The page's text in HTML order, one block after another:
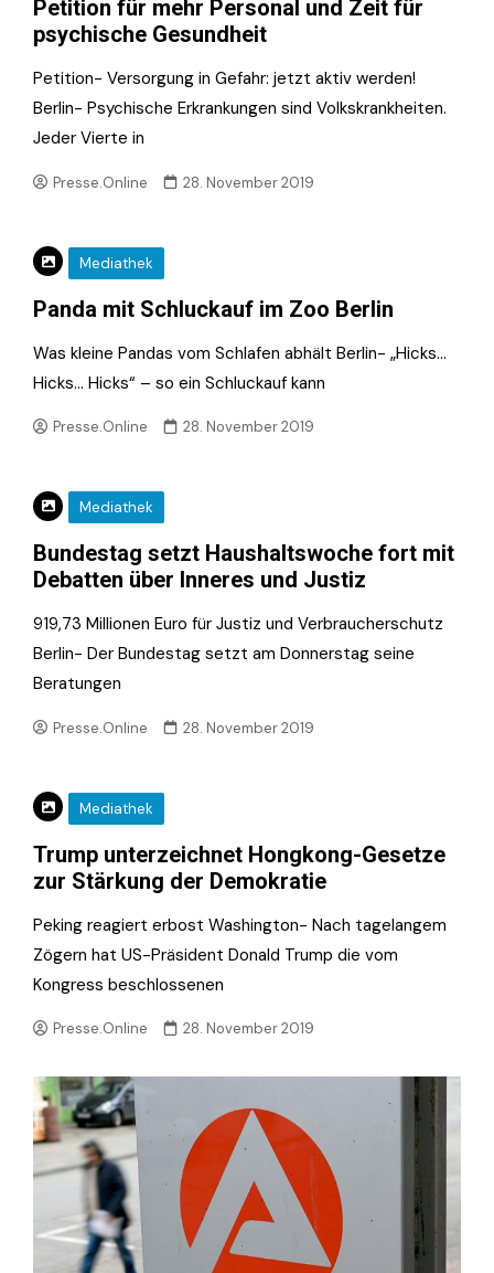
Petition für mehr Personal und Zeit für
psychische Gesundheit
Petition- Versorgung in Gefahr: jetzt aktiv werden!
Berlin- Psychische Erkrankungen sind Volkskrankheiten.
Jeder Vierte in
Presse.Online 28. November 2019
Mediathek
Panda mit Schluckauf im Zoo Berlin
Was kleine Pandas vom Schlafen abhält Berlin- „Hicks…
Hicks… Hicks“ – so ein Schluckauf kann
Presse.Online 28. November 2019
Mediathek
Bundestag setzt Haushaltswoche fort mit
Debatten über Inneres und Justiz
919,73 Millionen Euro für Justiz und Verbraucher­schutz
Berlin- Der Bundestag setzt am Donnerstag seine
Beratungen
Presse.Online 28. November 2019
Mediathek
Trump unterzeichnet Hongkong-Gesetze
zur Stärkung der Demokratie
Peking reagiert erbost Washington- Nach tagelangem
Zögern hat US-Präsident Donald Trump die vom
Kongress beschlossenen
Presse.Online 28. November 2019